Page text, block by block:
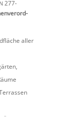
277-
aller